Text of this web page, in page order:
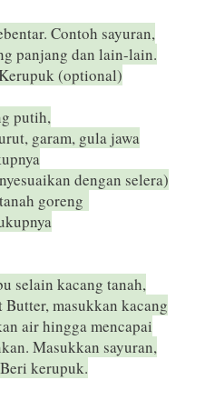
Contoh sayuran,
panjang dan lain-lain.
(optional)
putih,
garam, gula jawa
dengan selera)
goreng
selain kacang tanah,
masukkan kacang
air hingga mencapai
Masukkan sayuran,
kerupuk.